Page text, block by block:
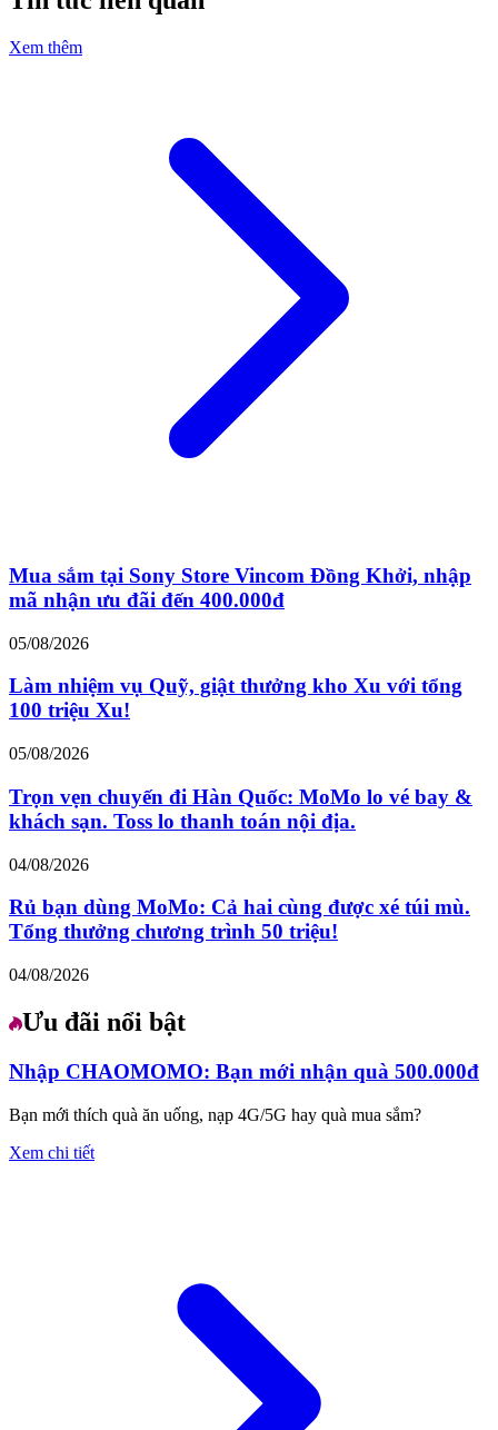
Xem thêm
Mua sắm tại Sony Store Vincom Đồng Khởi, nhập
mã nhận ưu đãi đến 400.000đ
05/08/2026
Làm nhiệm vụ Quỹ, giật thưởng kho Xu với tổng
100 triệu Xu!
05/08/2026
Trọn vẹn chuyến đi Hàn Quốc: MoMo lo vé bay &
khách sạn. Toss lo thanh toán nội địa.
04/08/2026
Rủ bạn dùng MoMo: Cả hai cùng được xé túi mù.
Tổng thưởng chương trình 50 triệu!
04/08/2026
Ưu đãi nổi bật
Nhập CHAOMOMO: Bạn mới nhận quà 500.000đ
Bạn mới thích quà ăn uống, nạp 4G/5G hay quà mua sắm?
Xem chi tiết